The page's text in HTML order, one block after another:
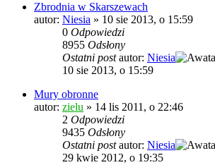
Zbrodnia w Skarszewach
autor: Niesia » 10 sie 2013, o 15:59
0 Odpowiedzi
8955 Odsłony
Ostatni postautor: Niesia
10 sie 2013, o 15:59
Mury obronne
autor: zielu » 14 lis 2011, o 22:46
2 Odpowiedzi
9435 Odsłony
Ostatni postautor: Niesia
29 kwie 2012, o 19:35